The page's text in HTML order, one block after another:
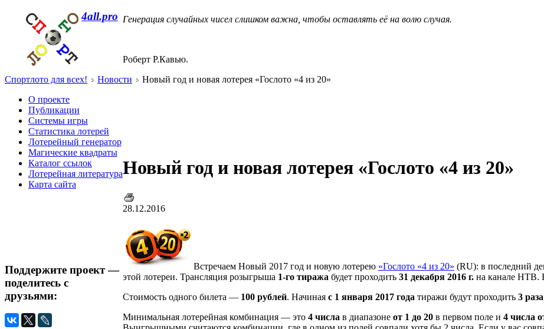
4all.pro Генерация случайных чисел слишком важна, чтобы оставлять её на волю случая.
Роберт Р.Кавью.
Спортлото для всех!
Новости
Новый год и новая лотерея «Гослото «4 из 20»
О проекте
Публикации
Системы игры
Статистика лотерей
Лотерейный генератор
Магические квадраты
Каталог ссылок
Лотерейная литература
Карта сайта
Поддержите проект —
поделитесь с
друзьями:
Новый год и новая лотерея «Гослото «4 из 20»
28.12.2016
Встречаем Новый 2017 год и новую лотерею «Гослото «4 из 20» (RU): в последний
этой лотереи. Трансляция розыгрыша 1-го тиража будет проходить 31 декабря 2016 г. на канале НТВ.
Стоимость одного билета — 100 рублей. Начиная с 1 января 2017 года тиражи будут проходить 3
Минимальная лотерейная комбинация — это 4 числа в диапазоне от 1 до 20 в первом поле и 4 числа